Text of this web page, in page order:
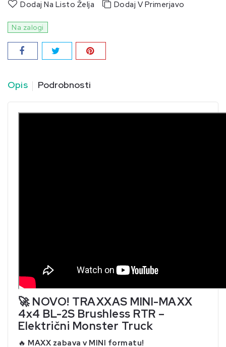
Dodaj Na Listo Želja Dodaj V Primerjavo
Na zalogi
Opis Podrobnosti
🚀 NOVO! TRAXXAS MINI-MAXX
4x4 BL-2S Brushless RTR –
Električni Monster Truck
🔥 MAXX zabava v MINI formatu!